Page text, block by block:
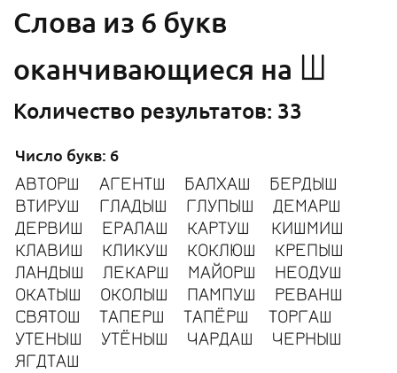
Cлова из 6 букв
оканчивающиеся на Ш
Количество результатов: 33
Число букв: 6
АВТОРШ АГЕНТШ БАЛХАШ
БЕРДЫШ
ВТИРУШ
ГЛАДЫШ ГЛУПЫШ
ДЕМАРШ
ДЕРВИШ
ЕРАЛАШ КАРТУШ
КИШМИШ
КЛАВИШ
КЛИКУШ КОКЛЮШ
КРЕПЫШ
ЛАНДЫШ
ЛЕКАРШ МАЙОРШ
НЕОДУШ
ОКАТЫШ
ОКОЛЫШ ПАМПУШ
РЕВАНШ
СВЯТОШ
ТАПЕРШ ТАПЁРШ
ТОРГАШ
УТЕНЫШ
УТЁНЫШ ЧАРДАШ
ЧЕРНЫШ
ЯГДТАШ